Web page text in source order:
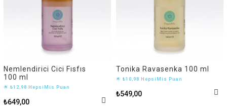
Nemlendirici Cici Fısfıs
100 ml
🌟 ₺12,98 HepsiMis Puan
₺649,00
Tonika Ravasenka 100 ml
🌟 ₺10,98 HepsiMis Puan
₺549,00